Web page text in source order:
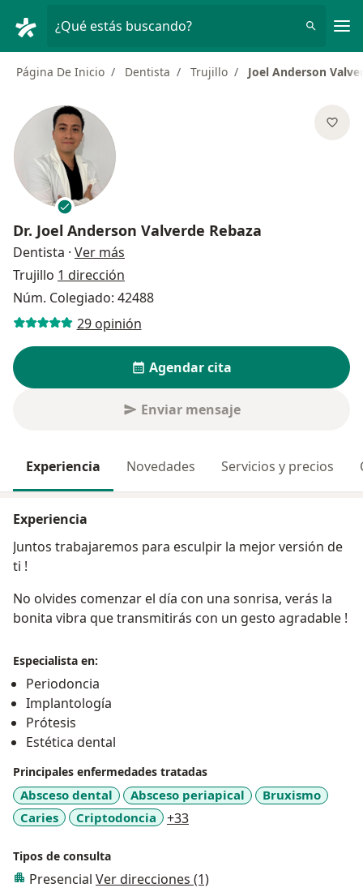
¿Qué estás buscando?
Página De Inicio Dentista Trujillo Joel Anderson
Dr. Joel Anderson Valverde Rebaza
Dentista · Ver más
Trujillo 1 dirección
Núm. Colegiado: 42488
29 opinión
Agendar cita
Enviar mensaje
Experiencia Novedades Servicios y precios
Experiencia
Juntos trabajaremos para esculpir la mejor versión de
ti !
No olvides comenzar el día con una sonrisa, verás la
bonita vibra que transmitirás con un gesto agradable !
Especialista en:
Periodoncia
Implantología
Prótesis
Estética dental
Principales enfermedades tratadas
Absceso dental Absceso periapical
Bruxismo
Caries
Criptodoncia +33a11y_sr_more_diseases
Tipos de consulta
Presencial Ver direcciones (1)